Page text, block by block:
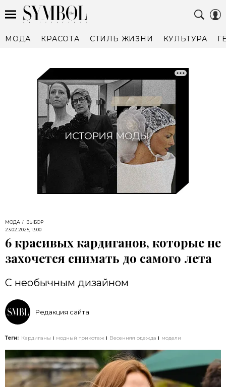
МОДА КРАСОТА СТИЛЬ ЖИЗНИ КУЛЬТУРА
МОДА
ВЫБОР
23.02.2025, 13:00
6 красивых кардиганов, которые не
захочется снимать до самого лета
С необычным дизайном
Редакция сайта
Теги: Кардиганы модный трикотаж Весенняя одежда модели